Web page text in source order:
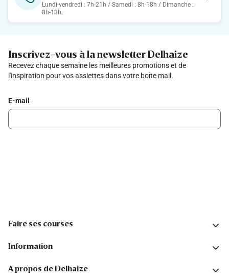
Lundi-vendredi : 7h-21h / Samedi : 8h-18h / Dimanche :
8h-13h.
Inscrivez-vous à la newsletter Delhaize
Recevez chaque semaine les meilleures promotions et de
l'inspiration pour vos assiettes dans votre boîte mail.
E-mail
Faire ses courses
Information
A propos de Delhaize